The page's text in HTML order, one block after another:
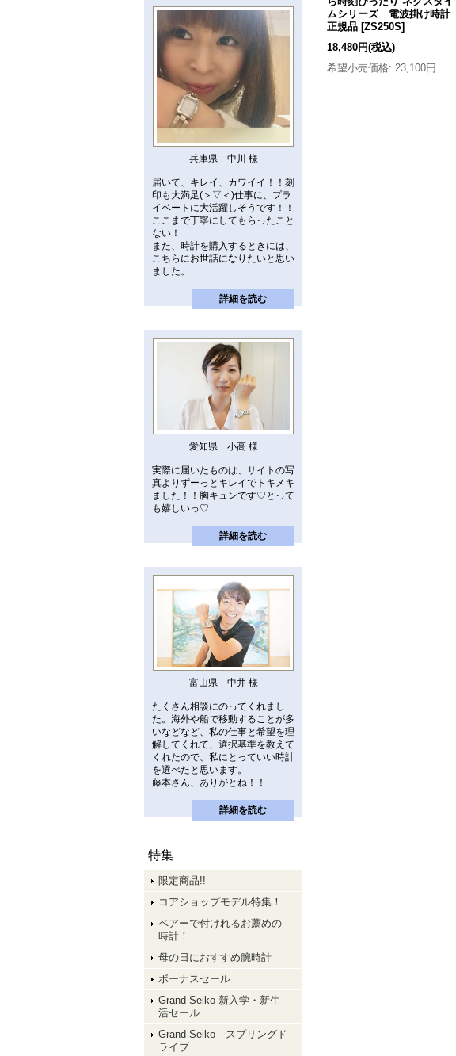
兵庫県 中川 様
届いて、キレイ、カワイイ！！刻
印も大満足(＞▽＜)仕事に、プラ
イベートに大活躍しそうです！！
ここまで丁寧にしてもらったこと
ない！
また、時計を購入するときには、
こちらにお世話になりたいと思い
ました。
詳細を読む
愛知県 小高 様
実際に届いたものは、サイトの写
真よりずーっとキレイでトキメキ
ました！！胸キュンです♡とって
も嬉しいっ♡
詳細を読む
富山県 中井 様
たくさん相談にのってくれまし
た。海外や船で移動することが多
いなどなど、私の仕事と希望を理
解してくれて、選択基準を教えて
くれたので、私にとっていい時計
を選べたと思います。
藤本さん、ありがとね！！
詳細を読む
特集
限定商品!!
コアショップモデル特集！
ペアーで付けれるお薦めの
時計！
母の日におすすめ腕時計
ボーナスセール
Grand Seiko 新入学・新生
活セール
Grand Seiko スプリングド
ライブ
ムシリーズ 電波掛け時計
正規品 [ZS250S]
18,480円(税込)
希望小売価格: 23,100円